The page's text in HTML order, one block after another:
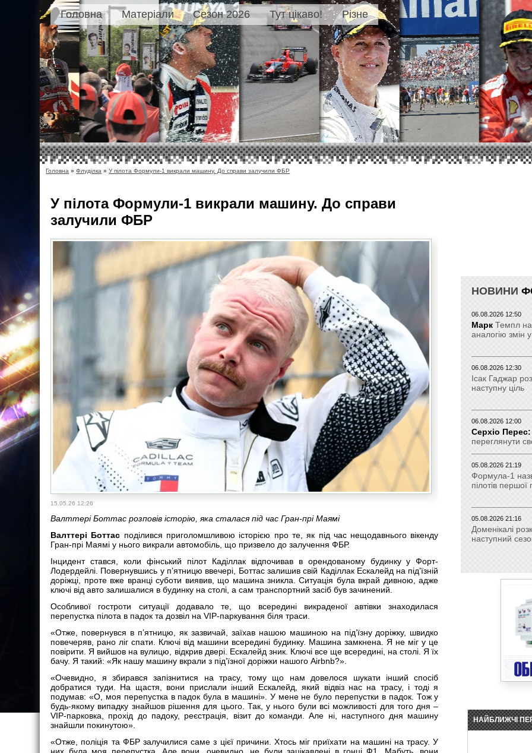
Головна Матеріали Сезон 2026 Тут цікаво! Різне
Головна »Флуділка »У пілота Формули-1 викрали машину. До справи залучили ФБР
У пілота Формули-1 викрали машину. До справи
залучили ФБР
15.05.26 12:26
Валттері Боттас розповів історію, яка сталася під час Гран-прі Маямі
Валттері Боттас поділився приголомшливою історією про те, як під час нещодавнього вікенду
Гран-прі Маямі у нього викрали автомобіль, що призвело до залучення ФБР.
Інцидент стався, коли фінський пілот Каділлак відпочивав в орендованому будинку у Форт-
Лодердейлі. Повернувшись у п’ятницю ввечері, Боттас залишив свій Каділлак Ескалейд на під’їзній
доріжці, проте вже вранці суботи виявив, що машина зникла. Ситуація була вкрай дивною, адже
ключі від авто залишалися в будинку на столі, а сам транспортний засіб був зачинений.
Особливої гостроти ситуації додавало те, що всередині викраденої автівки знаходилася
перепустка пілота в падок та дозвіл на VIP-паркування біля траси.
«Отже, повернувся в п’ятницю, як зазвичай, заїхав нашою машиною на під’їзну доріжку, швидко
повечеряв, рано ліг спати. Ключі від машини всередині будинку. Машина замкнена. Я не міг у це
повірити. Я вийшов на вулицю, відкрив двері. Ескалейд зник. Ключі все ще всередині, на столі. Я їх
бачу. Я такий: «Як нашу машину вкрали з під’їзної доріжки нашого Airbnb?».
«Очевидно, я збирався запізнитися на трасу, тому що нам довелося шукати інший спосіб
добратися туди. На щастя, вони прислали інший Ескалейд, який відвіз нас на трасу, і тоді я
подумав: «О, моя перепустка в падок була в машині». У мене не було перепустки в падок. Тож у
будь-якому випадку знайшов рішення для цього. Так, у нього були всі можливості для того дня –
VIP-парковка, прохід до падоку, реєстрація, візит до команди. Але ні, наступного дня машину
знайшли покинутою».
«Отже, поліція та ФБР залучилися саме з цієї причини. Хтось міг приїхати на машині на трасу. У
них була моя перепустка. Але вони, очевидно, не були зацікавлені в гонці Ф1. Мабуть, вони
НОВИНИ
06.08.2026 12:50
Марк Темпл
аналогію змін
06.08.2026 12:30
Ісак Гаджар
наступну ціль
06.08.2026 12:00
Серхіо Перес:
переглянути
05.08.2026 21:19
Формула-1
пілотів
05.08.2026 21:16
Доменікалі
наступний
НАЙБЛИЖЧІ